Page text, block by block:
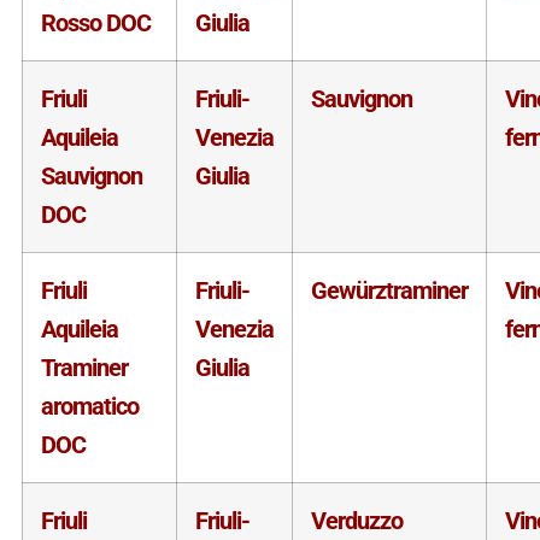
Rosso DOC
Giulia
Friuli
Aquileia
Sauvignon
DOC
Friuli-
Venezia
Giulia
Sauvignon
Friuli
Aquileia
Traminer
aromatico
DOC
Friuli-
Venezia
Giulia
Gewürztraminer
Friuli
Friuli-
Verduzzo